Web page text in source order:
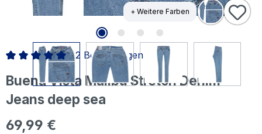
+ Weitere Farben
Buena Vista Malibu Stretch Denim
Jeans deep sea
Regulärer Preis:
69,99 €
Durchschnittliche Bewertung von 5 von 5 Sternen
2 Bewertungen